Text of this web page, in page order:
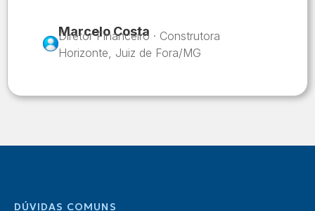
Marcelo Costa
Diretor Financeiro · Construtora
Horizonte, Juiz de Fora/MG
DÚVIDAS COMUNS